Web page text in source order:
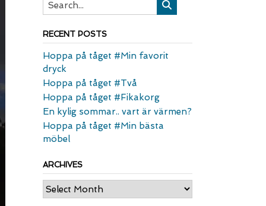
RECENT POSTS
Hoppa på tåget #Min favorit
dryck
Hoppa på tåget #Två
Hoppa på tåget #Fikakorg
En kylig sommar.. vart är värmen?
Hoppa på tåget #Min bästa
möbel
ARCHIVES
Archives